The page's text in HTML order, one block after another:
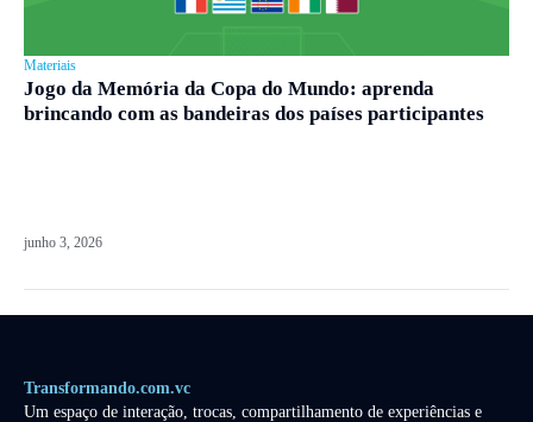
Materiais
Jogo da Memória da Copa do Mundo: aprenda
brincando com as bandeiras dos países participantes
junho 3, 2026
Transformando.com.vc
Um espaço de interação, trocas, compartilhamento de experiências e